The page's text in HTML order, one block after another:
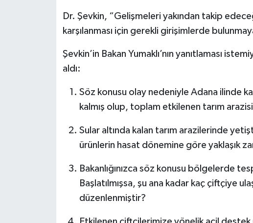
Dr. Şevkin, “Gelişmeleri yakından takip
karşılanması için gerekli girişimlerde
Şevkin’in Bakan Yumaklı’nın yanıtlaması
aldı:
Söz konusu olay nedeniyle Adana ilinde
kalmış olup, toplam etkilenen tarım
Sular altında kalan tarım arazilerinde
ürünlerin hasat dönemine göre yaklaşık
Bakanlığınızca söz konusu bölgelerde
Başlatılmışsa, şu ana kadar kaç çiftçiye
düzenlenmiştir?